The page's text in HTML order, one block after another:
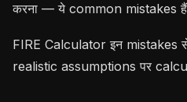
करना — ये common mistakes
FIRE Calculator इन mistakes
realistic assumptions पर